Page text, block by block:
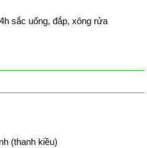
sắc uống, đắp, xông rửa
(thanh kiều)